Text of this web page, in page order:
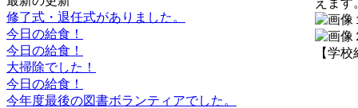
修了式・退任式がありました。
今日の給食！
今日の給食！
大掃除でした！
今日の給食！
今年度最後の図書ボランティアでした。
えます
【学